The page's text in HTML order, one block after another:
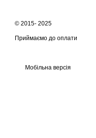
© 2015- 2025
Приймаємо до оплати
Мобільна версія